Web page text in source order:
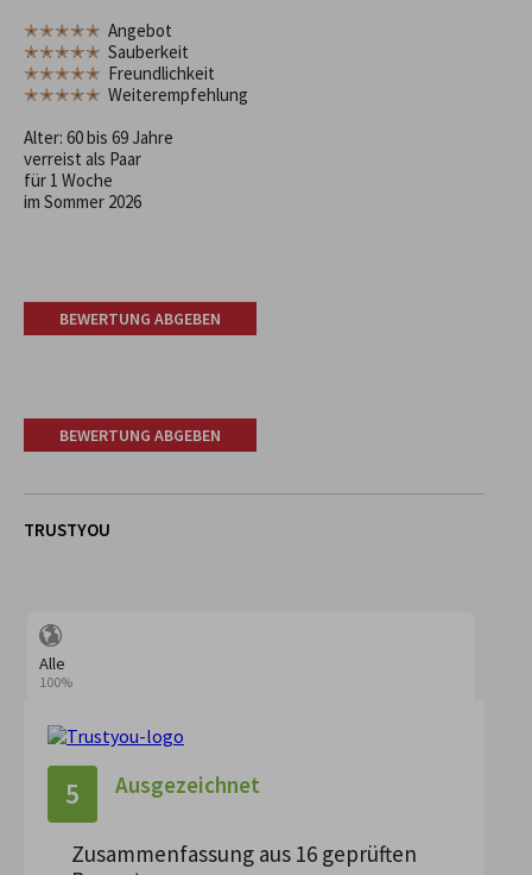
✭✭✭✭✭ Angebot
✭✭✭✭✭ Sauberkeit
✭✭✭✭✭ Freundlichkeit
✭✭✭✭✭ Weiterempfehlung
Alter: 60 bis 69 Jahre
verreist als Paar
für 1 Woche
im Sommer 2026
BEWERTUNG ABGEBEN
BEWERTUNG ABGEBEN
TRUSTYOU
Alle
100%
5 Ausgezeichnet
Zusammenfassung aus 16 geprüften